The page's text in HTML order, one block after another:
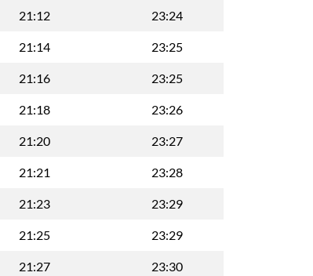
21:12 23:24
21:14 23:25
21:16 23:25
21:18 23:26
21:20 23:27
21:21 23:28
21:23 23:29
21:25 23:29
21:27 23:30